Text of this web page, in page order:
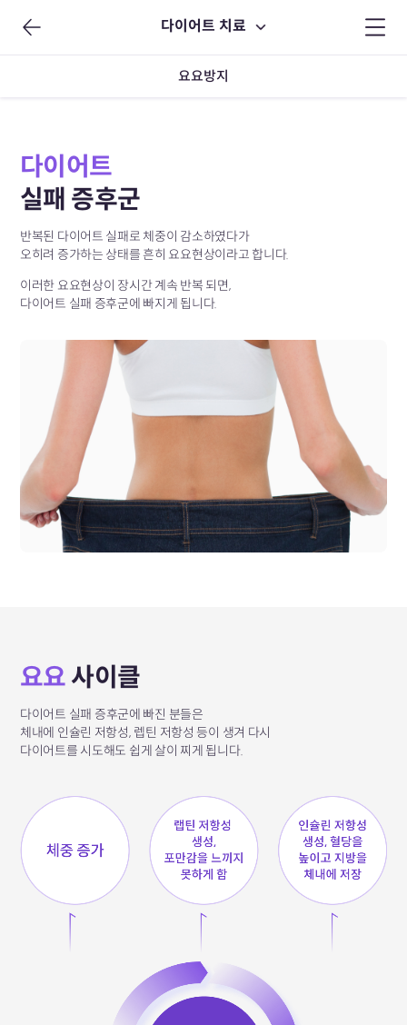
다이어트 치료
요요방지
다이어트
실패 증후군
반복된 다이어트 실패로 체중이 감소하였다가
오히려 증가하는 상태를 흔히 요요현상이라고 합니다.
이러한 요요현상이 장시간 계속 반복 되면,
다이어트 실패 증후군에 빠지게 됩니다.
요요 사이클
다이어트 실패 증후군에 빠진 분들은
체내에 인슐린 저항성, 렙틴 저항성 등이 생겨 다시
다이어트를 시도해도 쉽게 살이 찌게 됩니다.